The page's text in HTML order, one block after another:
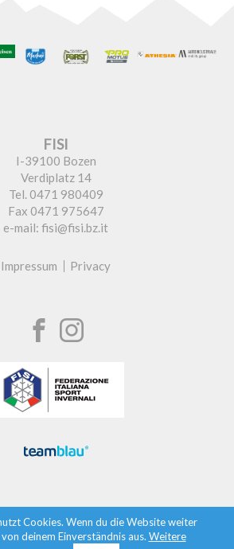
FISI
I-39100 Bozen
Verdiplatz 14
Tel. 0471 980409
Fax 0471 975647
e-mail: fisi@fisi.bz.it
Impressum Privacy
Cookies. Wenn du die Website weiter
deinem Einverständnis aus. Weitere